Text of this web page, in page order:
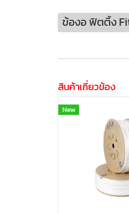
ข้องอ ฟิตติ้ง
สินค้าเกี่ยวข้อง
New